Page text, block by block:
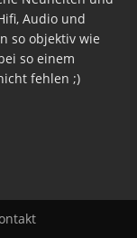
Audio und
so objektiv wie
so einem
fehlen ;)